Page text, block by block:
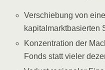
Ver­schie­bung von
kapi­tal­markt­ba­sier­ten
Kon­zen­tra­ti­on der
Fonds statt vie­ler